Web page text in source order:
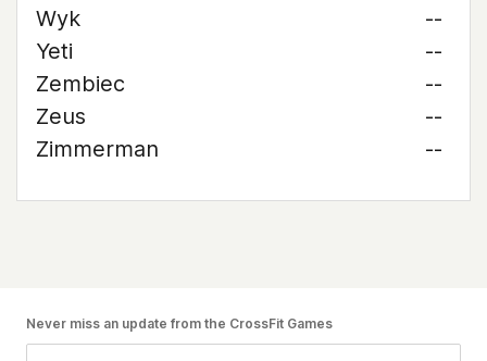
Wyk
--
Yeti
--
Zembiec
--
Zeus
--
Zimmerman
--
Never miss an update from the CrossFit Games